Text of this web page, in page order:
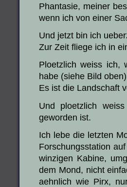
Phantasie, meiner
wenn ich von einer
Und jetzt bin ich
Zur Zeit fliege ich in
Ploetzlich weiss ich,
habe (siehe Bild
Es ist die Landschaft
Und ploetzlich
geworden ist.
Ich lebe die letzten
Forschungsstation
winzigen Kabine,
dem Mond, nicht
aehnlich wie Pirx,